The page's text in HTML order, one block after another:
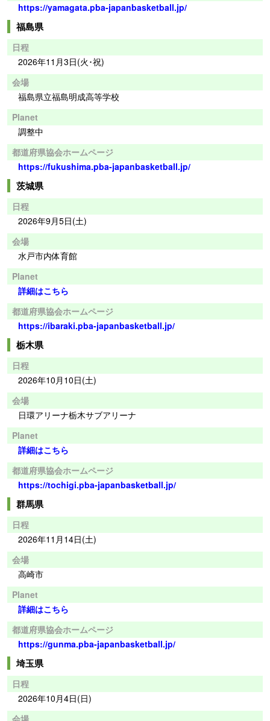
https://yamagata.pba-japanbasketball.jp/
福島県
日程
2026年11月3日(火･祝)
会場
福島県立福島明成高等学校
Planet
調整中
都道府県協会ホームページ
https://fukushima.pba-japanbasketball.jp/
茨城県
日程
2026年9月5日(土)
会場
水戸市内体育館
Planet
詳細はこちら
都道府県協会ホームページ
https://ibaraki.pba-japanbasketball.jp/
栃木県
日程
2026年10月10日(土)
会場
日環アリーナ栃木サブアリーナ
Planet
詳細はこちら
都道府県協会ホームページ
https://tochigi.pba-japanbasketball.jp/
群馬県
日程
2026年11月14日(土)
会場
高崎市
Planet
詳細はこちら
都道府県協会ホームページ
https://gunma.pba-japanbasketball.jp/
埼玉県
日程
2026年10月4日(日)
会場